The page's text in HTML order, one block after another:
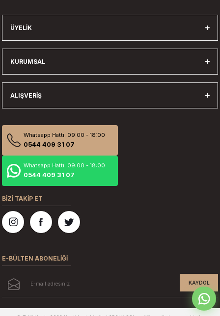
ÜYELIK
KURUMSAL
ALIŞVERIŞ
Whatsapp Hattı. 09:00 - 18:00
0544 409 31 07
Whatsapp Hattı. 09:00 - 18:00
0544 409 31 07
BİZİ TAKİP ET
E-BÜLTEN ABONELİĞİ
KAYDOL